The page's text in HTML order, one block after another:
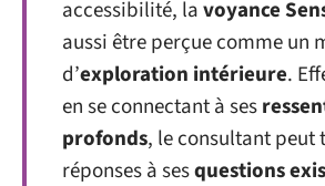
accessibilité, lavoyance
aussi être perçue comme un
d’exploration intérieure.
en se connectant à ses
profonds, le consultant peut
réponses à sesquestions